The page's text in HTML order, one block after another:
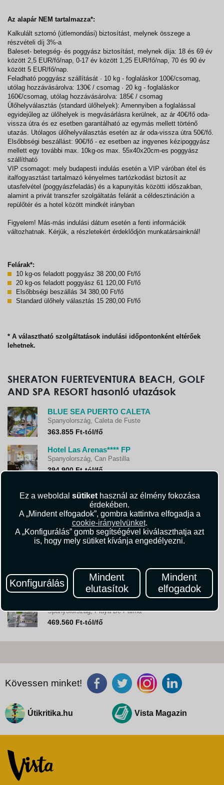
Ez a weboldal sütikethasznál az élmény fokozása
érdekében.
A „Mindent elfogadok”, gombra kattintva elfogadja a
cookie-irányelvünket.
A „Konfigurálás” gomb segítségével kiválaszthatja azt
is, hogy mely sütiket kívánja engedélyezni.
Konfigurálás
Mindent
elutasítok
Mindent
elfogadok
Az alapár NEM tartalmazza*:
Kalkulált sztornó (útlemondási) biztosítást, melynek összege a
részvételi díj 3%-a
Baleset- betegség- és poggyász biztosítást, melynek díja: 18 és 69 év
között 2,5 EUR/fő/nap, 0-17 év között 1,25 EUR/fő/nap, 70 és 90 év
között 5 EUR/fő/nap.
Feladható poggyász szállítását · 10 kg - foglaláskor 100€/csomag,
utólag hozzávásárolva: 130€ / csomag · 20 kg - foglaláskor
160€/csomag, utólag hozzávásárolva: 185€ / csomag
Ülőhelyválasztás (standard ülőhelyek): Amennyiben a foglalással
egyidejűleg az ülőhelyek is megvásárlásra kerülnek, az ár 40€/fő oda-
vissza útra és ez esetben garantálható az egymás mellett történő
utazás. Utólagos ülőhelyválasztás esetén az ár oda-vissza útra 50€/fő.
Elsőbbségi beszállást: 90€/fő - ez esetben az ingyenes kézipoggyász
mellett egy további max. 10kg-os max. 55x40x20cm-es poggyász
szállítható
VIP csomagot: mely budapesti indulás esetén a VIP váróban étel és
italfogyasztást tartalmazó kényelmes tartózkodást biztosít az
utasfelvétel (poggyászfeladás) és a kapunyitás közötti időszakban,
alamint a privát transzfer szolgáltatás felárát a céldesztináción a
repülőtér és a hotel között mindkét irányban
Figyelem! Más-más indulási dátum esetén a fenti információk
változhatnak. Kérjük, a részletekért érdeklődjön munkatársainknál!
Felárak*:
10 kg-os feladott poggyász 38 200,00 Ft/fő
20 kg-os feladott poggyász 61 120,00 Ft/fő
Elsőbbségi beszállás 34 380,00 Ft/fő
Standard ülőhely választás 15 280,00 Ft/fő
* A választható szolgáltatások indulási időpontonként eltérőek
lehetnek.
SHERATON FUERTEVENTURA BEACH, GOLF
AND SPA RESORT hasonló utazások
BLUE SEA PUERTO CALETA
Spanyolország, Caleta de Fuste
363.855 Ft-tól/fő
Hotel Las Arenas**** FP
Spanyolország, Can Pastilla
394.900 Ft-tól/fő
Spanyolország, Paguera
359.900 Ft-tól/fő
Hipotels Gran Playa de Palma Hotel**** RE/FP
Spanyolország, Playa De Palma
544.760 Ft-tól/fő
Spanyolország, Playa De Palma
605.670 Ft-tól/fő
Spanyolország, Playa De Palma
469.560 Ft-tól/fő
Kövessen minket!
Útikritika.hu Vista Magazin